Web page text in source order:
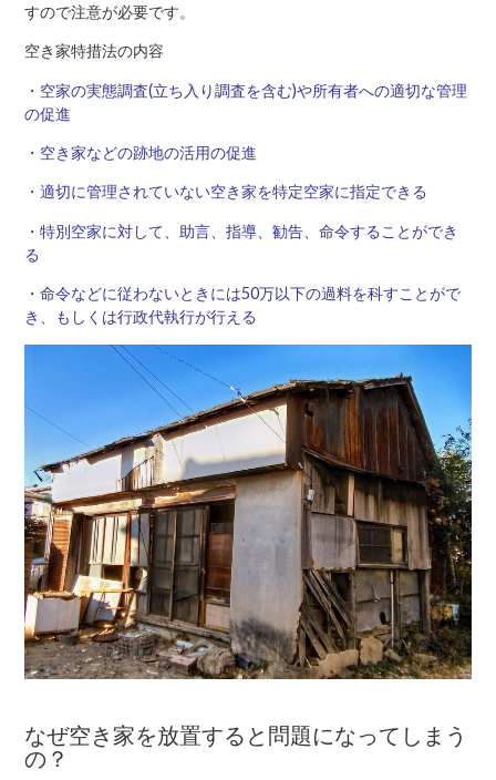
すので注意が必要です。
空き家特措法の内容
・空家の実態調査(立ち入り調査を含む)や所有者への適切な管理
の促進
・空き家などの跡地の活用の促進
・適切に管理されていない空き家を特定空家に指定できる
・特別空家に対して、助言、指導、勧告、命令することができ
る
・命令などに従わないときには50万以下の過料を科すことがで
き、もしくは行政代執行が行える
なぜ空き家を放置すると問題になってしまう
の？